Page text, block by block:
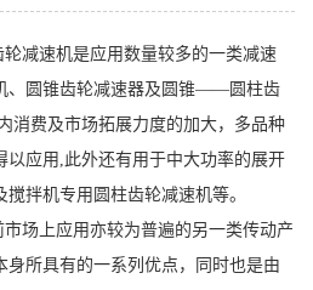
轮减速机是应用数量较多的一类减速
、圆锥齿轮减速器及圆锥——圆柱齿
消费及市场拓展力度的加大，多品种
以应用,此外还有用于中大功率的展开
拌机专用圆柱齿轮减速机等。
场上应用亦较为普遍的另一类传动产
身所具有的一系列优点，同时也是由